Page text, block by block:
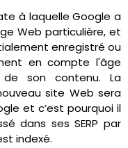
à laquelle Google a
Web particulière, et
enregistré ou
en compte l'âge
son contenu. La
site Web sera
et c’est pourquoi il
dans ses SERP par
indexé.